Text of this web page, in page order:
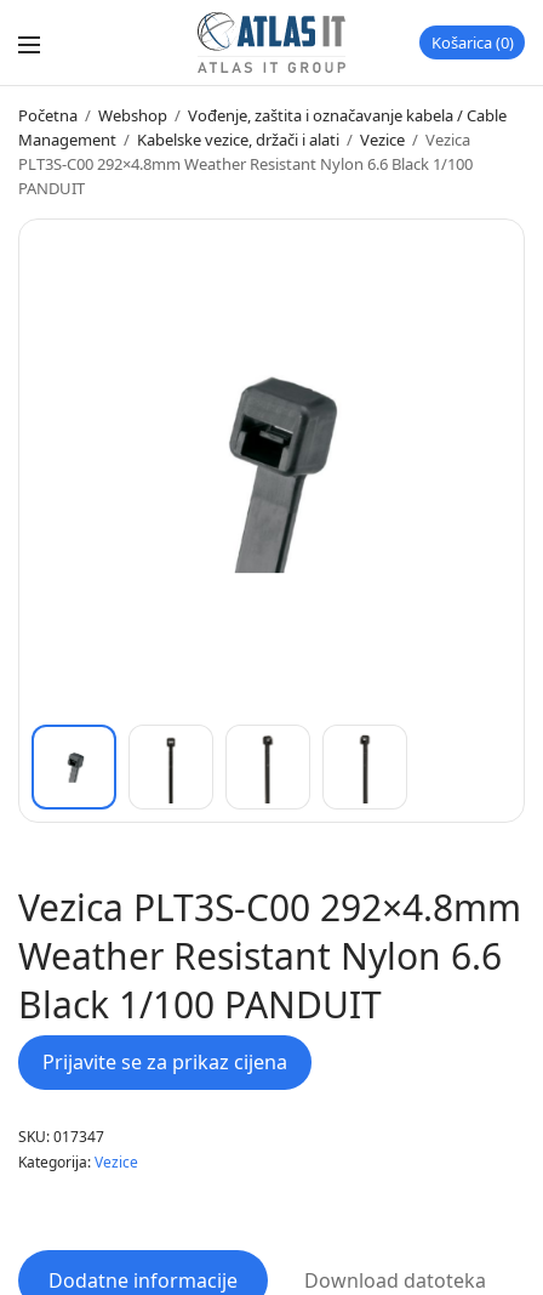
Košarica 0
Početna / Webshop / Vođenje, zaštita i označavanje kabela / Cable
Management / Kabelske vezice, držači i alati / Vezice / Vezica
PLT3S-C00 292×4.8mm Weather Resistant Nylon 6.6 Black 1/100
PANDUIT
Vezica PLT3S-C00 292×4.8mm
Weather Resistant Nylon 6.6
Black 1/100 PANDUIT
Prijavite se za prikaz cijena
SKU:017347
Kategorija:Vezice
Dodatne informacije Download datoteka